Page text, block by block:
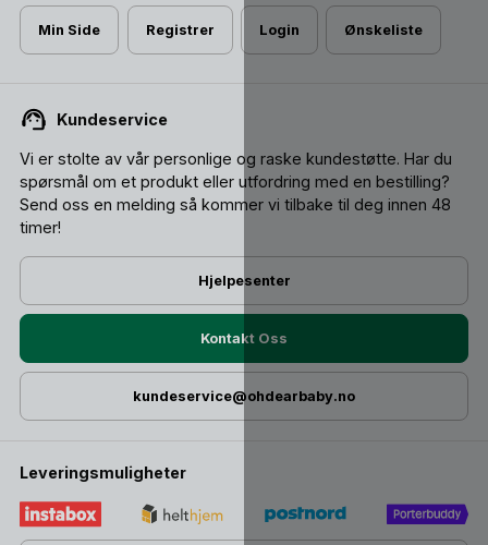
Min Side Registrer Login Ønskeliste
Kundeservice
Vi er stolte av vår personlige og raske kundestøtte. Har du
spørsmål om et produkt eller utfordring med en bestilling?
Send oss ​​en melding så kommer vi tilbake til deg innen 48
timer!
Hjelpesenter
Kontakt Oss
kundeservice@ohdearbaby.no
Leveringsmuligheter